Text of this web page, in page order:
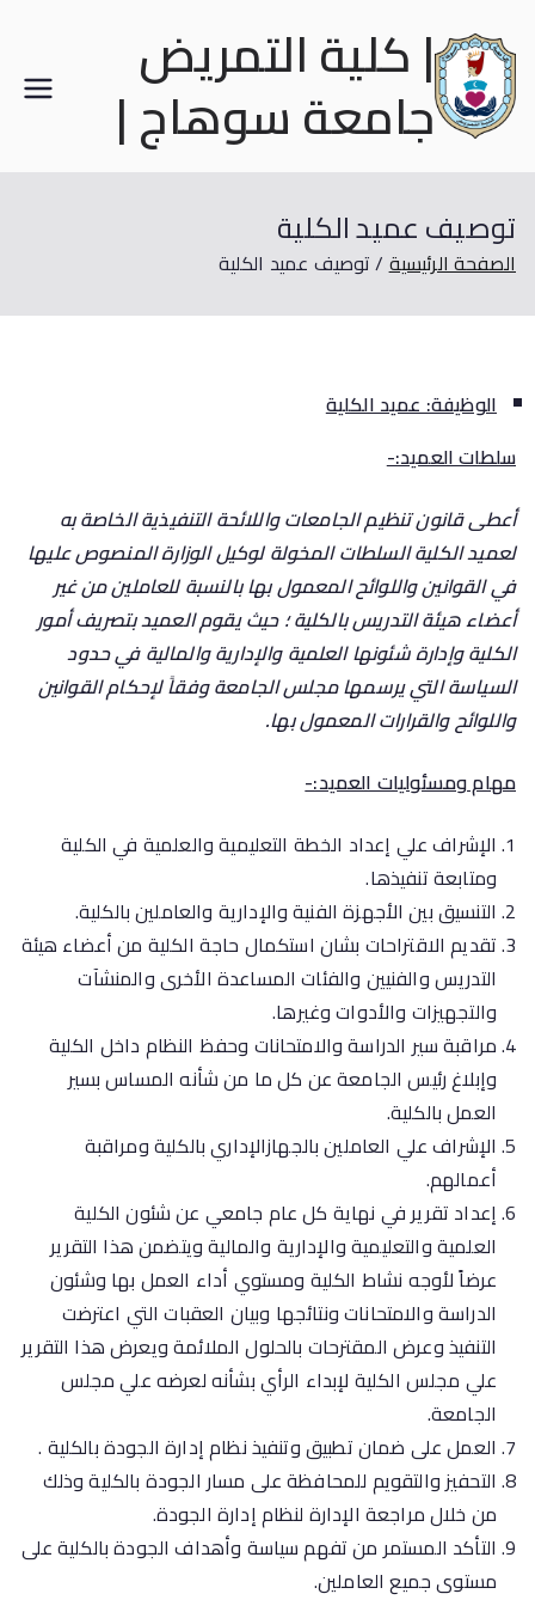
| كلية التمريض
جامعة سوهاج |
توصيف عميد الكلية
الصفحة الرئيسية توصيف عميد الكلية
الوظيفة: عميد الكلية
سلطات العميد:-
أعطىقانون تنظيم الجامعات واللائحة التنفيذية الخاصة به
لعميد الكلية السلطات المخولة لوكيل الوزارة المنصوص عليها
في القوانين واللوائح المعمول بها بالنسبة للعاملين من غير
أعضاء هيئة التدريس بالكلية ؛ حيث يقوم العميد بتصريف أمور
الكلية وإدارة شئونها العلمية والإدارية والمالية في حدود
السياسة التي يرسمها مجلس الجامعة وفقاً لإحكام القوانين
واللوائح والقرارات المعمول بها.
مهام ومسئوليات العميد:-
الإشراف علي إعداد الخطة التعليمية والعلمية في الكلية
ومتابعة تنفيذها.
التنسيق بين الأجهزة الفنية والإدارية والعاملين بالكلية.
تقديم الاقتراحات بشان استكمال حاجة الكلية من أعضاء هيئة
التدريس والفنيين والفئات المساعدة الأخرى والمنشآت
والتجهيزات والأدوات وغيرها.
مراقبة سير الدراسة والامتحانات وحفظ النظام داخل الكلية
وإبلاغ رئيس الجامعة عن كل ما من شأنه المساس بسير
العمل بالكلية.
الإشراف علي العاملين بالجهازالإداري بالكلية ومراقبة
أعمالهم.
إعداد تقرير في نهاية كل عام جامعي عن شئون الكلية
العلمية والتعليمية والإدارية والمالية ويتضمن هذا التقرير
عرضاً لأوجه نشاط الكلية ومستوي أداء العمل بها وشئون
الدراسة والامتحانات ونتائجها وبيان العقبات التي اعترضت
التنفيذ وعرض المقترحات بالحلول الملائمة ويعرض هذا التقرير
علي مجلس الكلية لإبداء الرأي بشأنه لعرضه علي مجلس
الجامعة.
العمل على ضمان تطبيق وتنفيذ نظام إدارة الجودة بالكلية .
التحفيز والتقويم للمحافظة على مسار الجودة بالكلية وذلك
من خلال مراجعة الإدارة لنظام إدارة الجودة.
التأكد المستمر من تفهم سياسة وأهداف الجودة بالكلية على
مستوى جميع العاملين.